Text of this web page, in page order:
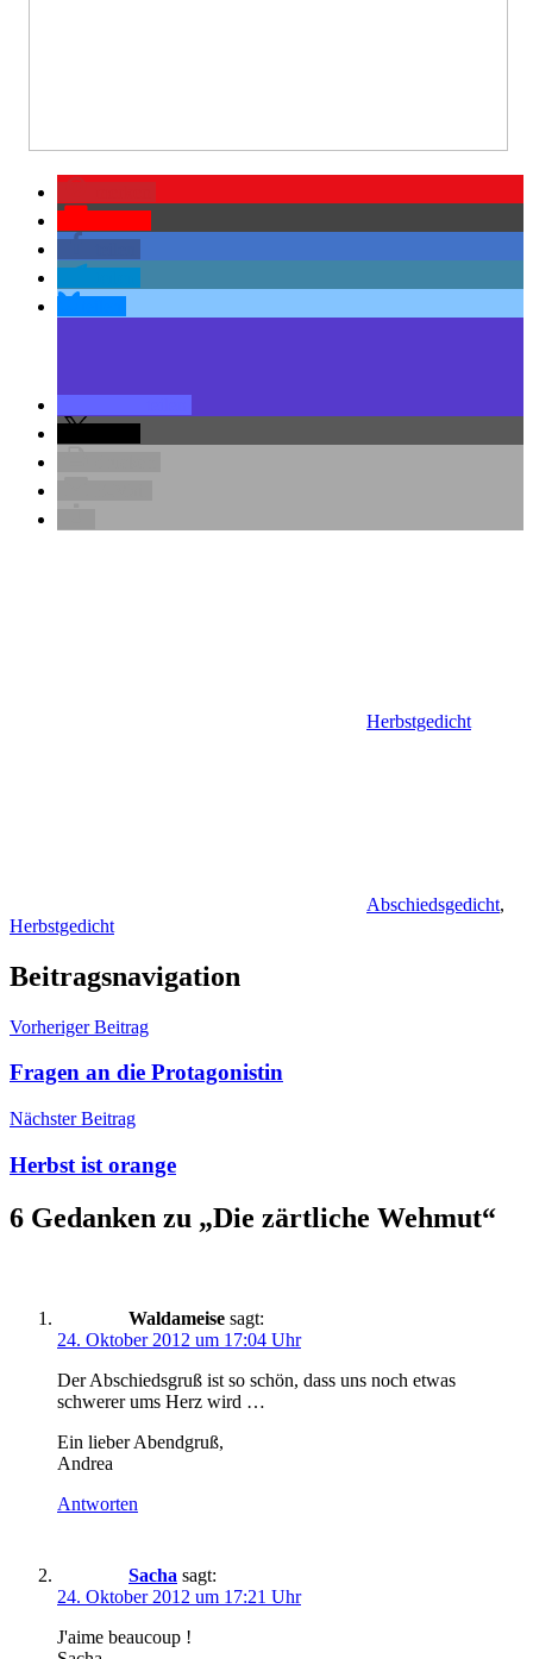
Herbstgedicht
Abschiedsgedicht,
Herbstgedicht
Beitragsnavigation
Vorheriger Beitrag
Fragen an die Protagonistin
Nächster Beitrag
Herbst ist orange
6 Gedanken zu „Die zärtliche Wehmut“
Waldameise sagt:
24. Oktober 2012 um 17:04 Uhr
Der Abschiedsgruß ist so schön, dass uns noch etwas
schwerer ums Herz wird …
Ein lieber Abendgruß,
Andrea
Antworten
Sacha sagt:
24. Oktober 2012 um 17:21 Uhr
J'aime beaucoup !